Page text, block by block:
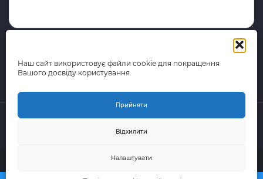
Наш сайт використовує файли cookie для покращення
Вашого досвіду користування.
Прийняти
Відхилити
Налаштувати
© 2015-2026 поштово-логістична компанія Portal Express